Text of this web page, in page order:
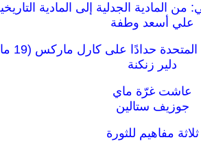
من المادية الجدلية إلى المادية
علي أسعد وطفة
حدادًا على كارل ماركس (19 مارس 1883)
دلير زنكنة
عاشت غرّة ماي
جوزيف ستالين
ثلاثة مفاهيم للثورة